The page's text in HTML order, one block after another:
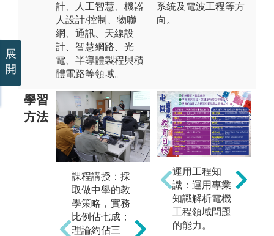
計、人工智慧、機器
人設計/控制、物聯
網、通訊、天線設
計、智慧網路、光
電、半導體製程與積
體電路等領域。
系統及電波工程等方
向。
學習
方法
課程講授：採
取做中學的教
學策略，實務
比例佔七成；
理論約佔三
分組專題實
作：設定主題
要求分組完
成，適當時機
實際操作示
運用工程知
識：運用專業
知識解析電機
工程領域問題
的能力。
展
開